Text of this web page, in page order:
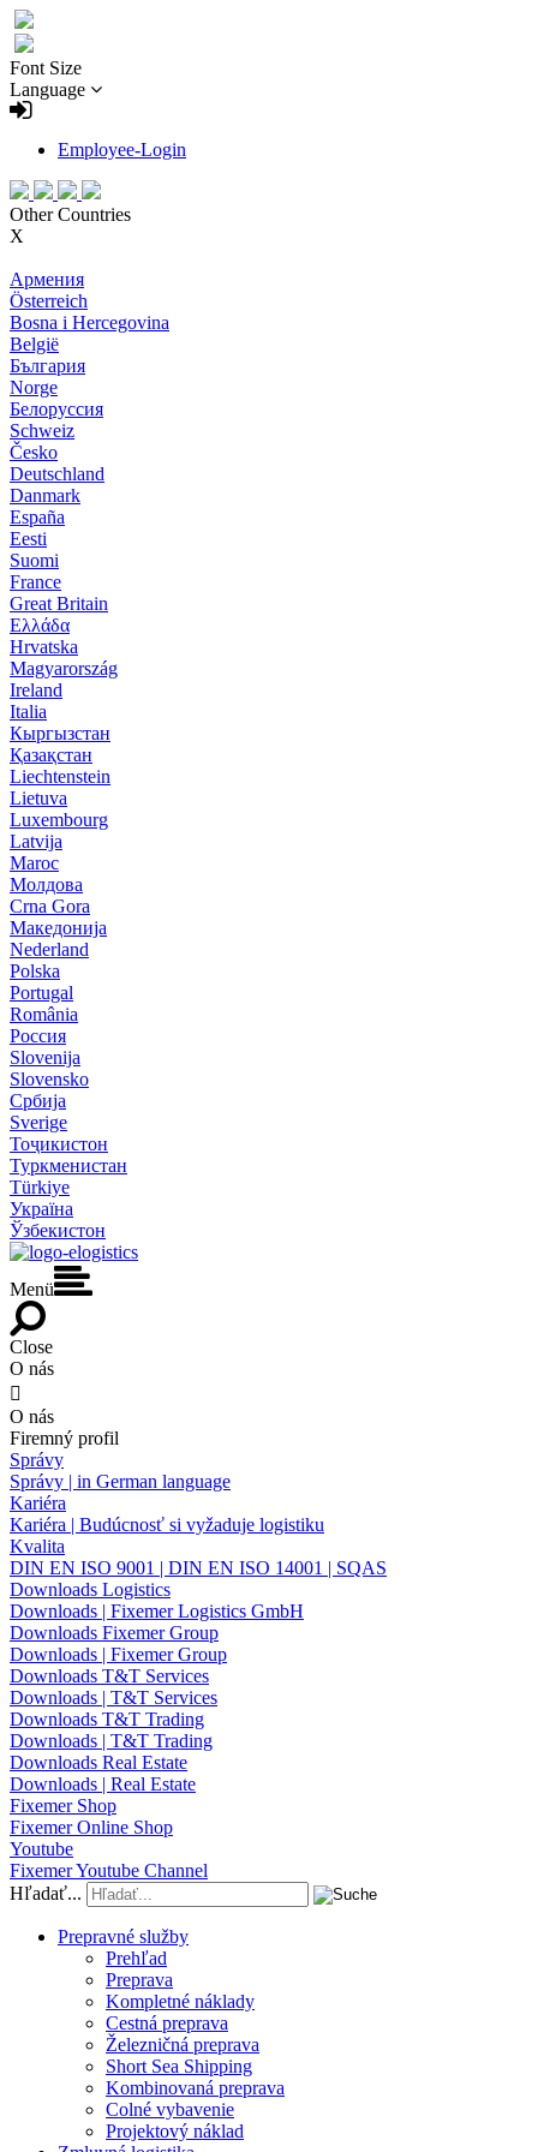
Font Size
Language
Employee-Login
Other Countries
X
Армения
Österreich
Bosna i Hercegovina
België
България
Norge
Белоруссия
Schweiz
Česko
Deutschland
Danmark
España
Eesti
Suomi
France
Great Britain
Ελλάδα
Hrvatska
Magyarország
Ireland
Italia
Кыргызстан
Қазақстан
Liechtenstein
Lietuva
Luxembourg
Latvija
Maroc
Молдова
Crna Gora
Македонија
Nederland
Polska
Portugal
România
Россия
Slovenija
Slovensko
Србија
Sverige
Тоҷикистон
Туркменистан
Türkiye
Україна
Ўзбекистон
Menü
Close
O nás

O nás
Firemný profil
Správy
Správy | in German language
Kariéra
Kariéra | Budúcnosť si vyžaduje logistiku
Kvalita
DIN EN ISO 9001 | DIN EN ISO 14001 | SQAS
Downloads Logistics
Downloads | Fixemer Logistics GmbH
Downloads Fixemer Group
Downloads | Fixemer Group
Downloads T&T Services
Downloads | T&T Services
Downloads T&T Trading
Downloads | T&T Trading
Downloads Real Estate
Downloads | Real Estate
Fixemer Shop
Fixemer Online Shop
Youtube
Fixemer Youtube Channel
Hľadať...
Prepravné služby
Prehľad
Preprava
Kompletné náklady
Cestná preprava
Železničná preprava
Short Sea Shipping
Kombinovaná preprava
Colné vybavenie
Projektový náklad